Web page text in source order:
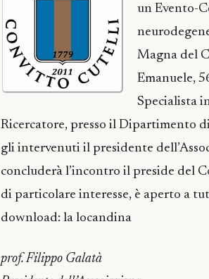
un Evento-
Magna del
Emanuele,
Specialista
Ricercatore, presso il Dipartimento
gli intervenuti il presidente
concluderà l’incontro il preside del
di particolare interesse, è aperto a
download: la locandina
prof. Filippo Galatà